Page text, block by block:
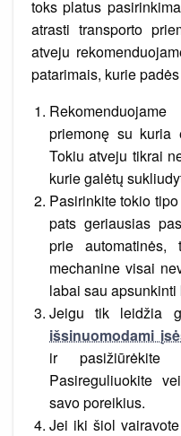
toks platus
atrasti transporto
atveju
patarimais, kurie
priemonę su kuria
Tokiu atveju tikrai
kurie galėtų
Pasirinkite tokio
pats geriausias
prie
mechanine visai
labai sau apsunkinti
Jeigu tik leidžia
išsinuomodami
ir
Pasireguliuokite
savo poreikius.
Jei iki šiol